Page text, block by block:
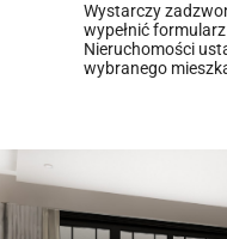
Wystarczy
wypełnić
Nieruchomości
wybranego